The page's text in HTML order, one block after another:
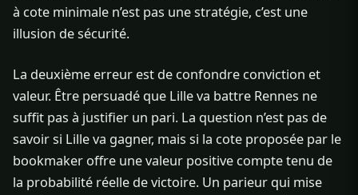
à cote minimale n’est pas une stratégie, c’est une
illusion de sécurité.
La deuxième erreur est de confondre conviction et
valeur. Être persuadé que Lille va battre Rennes ne
suffit pas à justifier un pari. La question n’est pas de
savoir si Lille va gagner, mais si la cote proposée par le
bookmaker offre une valeur positive compte tenu de
la probabilité réelle de victoire. Un parieur qui mise